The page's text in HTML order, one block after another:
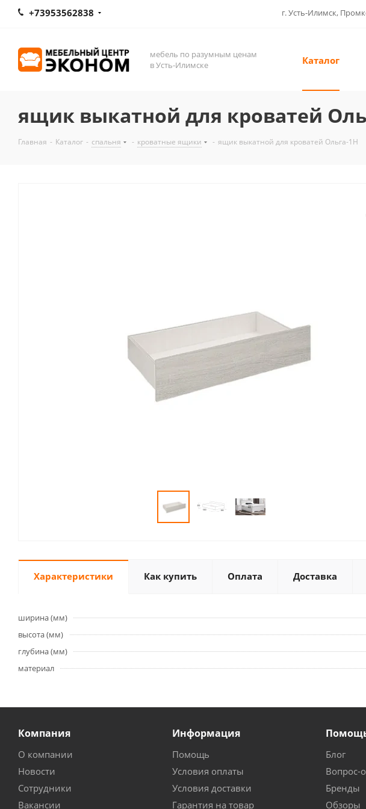
+73953562838 г. Усть-Илимск,
мебель по разумным ценам
в Усть-Илимске
Каталог
ящик выкатной для кроватей
Главная - Каталог - спальня - кроватные ящики - ящик выкатной для кроватей Ольга-1Н
Характеристики Как купить Оплата Доставка
ширина (мм)
высота (мм)
глубина (мм)
материал
Компания
О компании
Новости
Сотрудники
Вакансии
Информация
Помощь
Условия оплаты
Условия доставки
Гарантия на товар
Блог
Вопрос-
Бренды
Обзоры